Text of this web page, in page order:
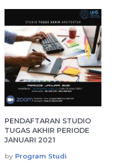
PENDAFTARAN STUDIO
TUGAS AKHIR PERIODE
JANUARI 2021
by Program Studi